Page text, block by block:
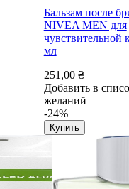
Бальзам после
NIVEA MEN для
чувствительной
мл
251,00 ₴
Добавить в
желаний
-24%
Купить